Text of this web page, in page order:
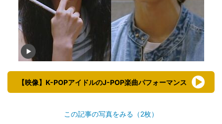
【映像】K-POPアイドルのJ-POP楽曲パフォーマンス
この記事の写真をみる（2枚）